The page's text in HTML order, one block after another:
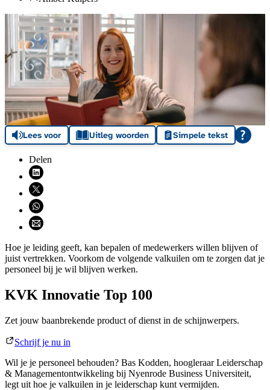
Lees voor Uitleg woorden Simpele tekst
Delen
Deel via LinkedIn (opent nieuw venster)
Deel via X (opent nieuw venster)
Deel via WhatsApp (opent WhatsApp)
Deel via email (opent email programma)
Hoe je leiding geeft, kan bepalen of medewerkers willen blijven of
juist vertrekken. Voorkom de volgende valkuilen om te zorgen dat je
personeel bij je wil blijven werken.
KVK Innovatie Top 100
Zet jouw baanbrekende product of dienst in de schijnwerpers.
Schrijf je nu in
Wil je je personeel behouden? Bas Kodden, hoogleraar Leiderschap
& Managementontwikkeling bij Nyenrode Business Universiteit,
legt uit hoe je valkuilen in je leiderschap kunt vermijden.